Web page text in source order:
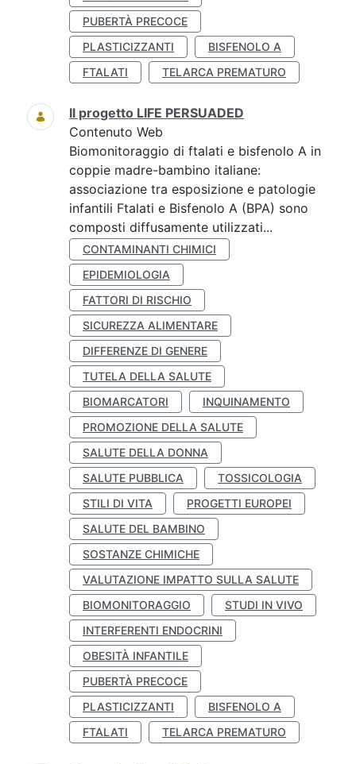
PUBERTÀ PRECOCE
PLASTICIZZANTI
BISFENOLO A
FTALATI
TELARCA PREMATURO
Il progetto LIFE PERSUADED
Contenuto Web
Biomonitoraggio di ftalati e bisfenolo A in
coppie madre-bambino italiane:
associazione tra esposizione e patologie
infantili Ftalati e Bisfenolo A (BPA) sono
composti diffusamente utilizzati...
CONTAMINANTI CHIMICI
EPIDEMIOLOGIA
FATTORI DI RISCHIO
SICUREZZA ALIMENTARE
DIFFERENZE DI GENERE
TUTELA DELLA SALUTE
BIOMARCATORI
INQUINAMENTO
PROMOZIONE DELLA SALUTE
SALUTE DELLA DONNA
SALUTE PUBBLICA
TOSSICOLOGIA
STILI DI VITA
PROGETTI EUROPEI
SALUTE DEL BAMBINO
SOSTANZE CHIMICHE
VALUTAZIONE IMPATTO SULLA SALUTE
BIOMONITORAGGIO
STUDI IN VIVO
INTERFERENTI ENDOCRINI
OBESITÀ INFANTILE
PUBERTÀ PRECOCE
PLASTICIZZANTI
BISFENOLO A
FTALATI
TELARCA PREMATURO